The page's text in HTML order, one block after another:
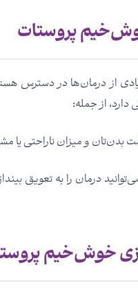
پروستات
از درمان‌ها در دسترس
از جمله:
بدن‌تان و میزان ناراحتی یا
درمان را به تعویق
خوش‌خیم